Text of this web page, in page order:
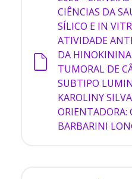
CIÊNCIAS DA
SÍLICO E IN
ATIVIDADE
DA
TUMORAL DE
SUBTIPO
KAROLINY
ORIENTADORA:
BARBARINI